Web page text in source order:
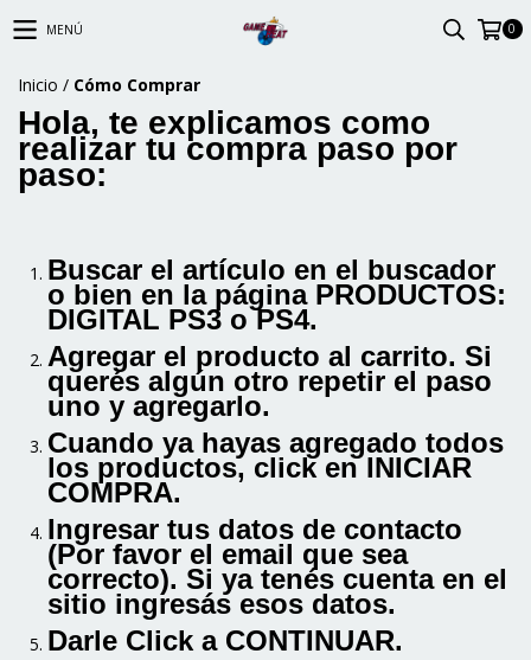
MENÚ 0
Inicio / Cómo Comprar
Hola, te explicamos como
realizar tu compra paso por
paso:
Buscar el artículo en el buscador
o bien en la página PRODUCTOS:
DIGITAL PS3 o PS4.
Agregar el producto al carrito. Si
querés algún otro repetir el paso
uno y agregarlo.
Cuando ya hayas agregado todos
los productos, click en INICIAR
COMPRA.
Ingresar tus datos de contacto
(Por favor el email que sea
correcto). Si ya tenés cuenta en el
sitio ingresás esos datos.
Darle Click a CONTINUAR.